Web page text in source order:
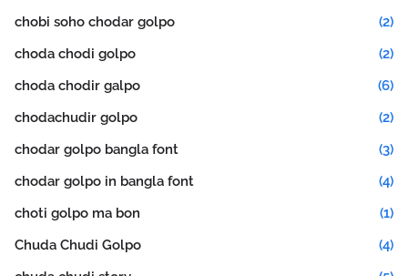
chobi soho chodar golpo
(2)
choda chodi golpo
(2)
choda chodir galpo
(6)
chodachudir golpo
(2)
chodar golpo bangla font
(3)
chodar golpo in bangla font
(4)
choti golpo ma bon
(1)
Chuda Chudi Golpo
(4)